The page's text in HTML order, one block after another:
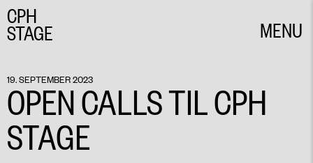
CPH
STAGE
MENU
19. SEPTEMBER 2023
OPEN CALLS TIL CPH
STAGE